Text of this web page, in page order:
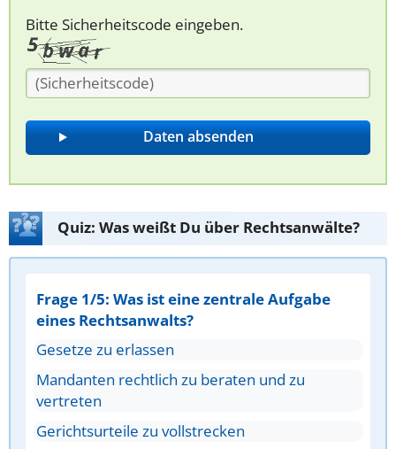
Bitte Sicherheitscode eingeben.
Quiz: Was weißt Du über Rechtsanwälte?
Frage 1/5: Was ist eine zentrale Aufgabe
eines Rechtsanwalts?
Gesetze zu erlassen
Mandanten rechtlich zu beraten und zu
vertreten
Gerichtsurteile zu vollstrecken